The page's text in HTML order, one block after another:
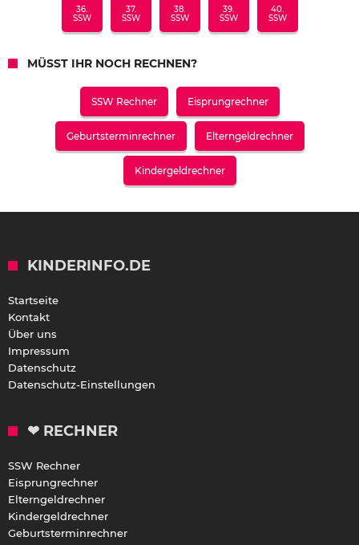
36.
SSW
37.
SSW
38.
SSW
39.
SSW
40.
SSW
MÜSST IHR NOCH RECHNEN?
SSW Rechner Eisprungrechner
Geburtsterminrechner Elterngeldrechner
Kindergeldrechner
KINDERINFO.DE
Startseite
Kontakt
Über uns
Impressum
Datenschutz
Datenschutz-Einstellungen
❤ RECHNER
SSW Rechner
Eisprungrechner
Elterngeldrechner
Kindergeldrechner
Geburtsterminrechner